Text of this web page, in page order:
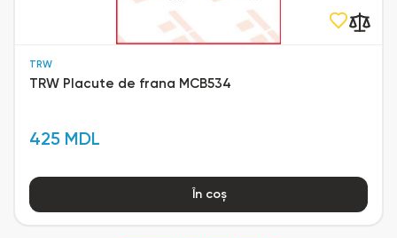
TRW
TRW Placute de frana MCB534
425 MDL
În coș